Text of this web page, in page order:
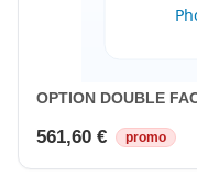
OPTION DOUBLE
561,60 € promo